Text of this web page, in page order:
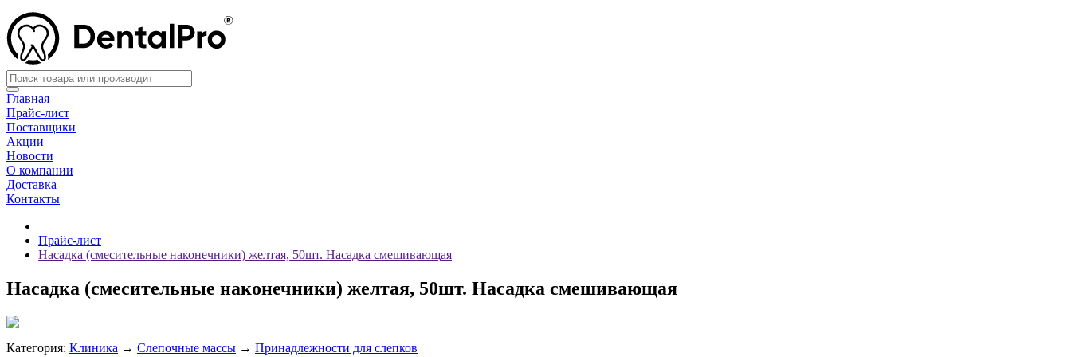
Главная
Прайс-лист
Поставщики
Акции
Новости
О компании
Доставка
Контакты
Прайс-лист
Насадка (смесительные наконечники) желтая, 50шт. Насадка смешивающая
Насадка (смесительные наконечники) желтая, 50шт. Насадка смешивающая
Категория: Клиника → Слепочные массы → Принадлежности для слепков